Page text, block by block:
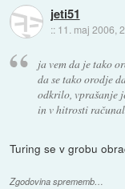
jeti51
:: 11. maj 2006,
ja vem da je tako
da se tako orodje
odkrilo, vprašanje
in v hitrosti
Turing se v grobu
Zgodovina sprememb…